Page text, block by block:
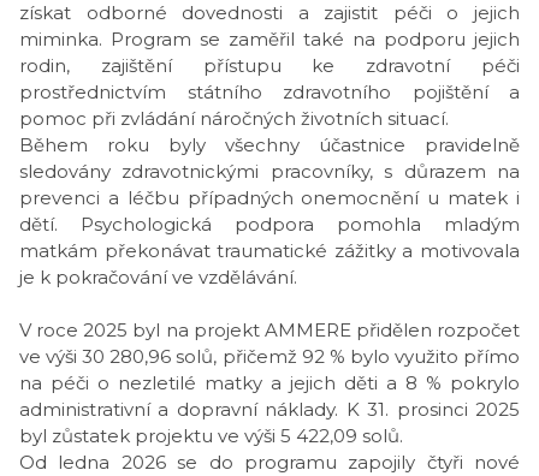
získat odborné dovednosti a zajistit péči o jejich
miminka. Program se zaměřil také na podporu jejich
rodin, zajištění přístupu ke zdravotní péči
prostřednictvím státního zdravotního pojištění a
pomoc při zvládání náročných životních situací.
Během roku byly všechny účastnice pravidelně
sledovány zdravotnickými pracovníky, s důrazem na
prevenci a léčbu případných onemocnění u matek i
dětí. Psychologická podpora pomohla mladým
matkám překonávat traumatické zážitky a motivovala
je k pokračování ve vzdělávání.
V roce 2025 byl na projekt AMMERE přidělen rozpočet
ve výši 30 280,96 solů, přičemž 92 % bylo využito přímo
na péči o nezletilé matky a jejich děti a 8 % pokrylo
administrativní a dopravní náklady. K 31. prosinci 2025
byl zůstatek projektu ve výši 5 422,09 solů.
Od ledna 2026 se do programu zapojily čtyři nové